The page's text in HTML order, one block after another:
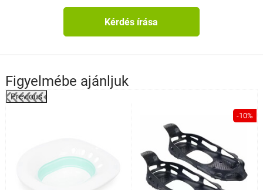
Kérdés írása
Figyelmébe ajánljuk
Previous
-10%